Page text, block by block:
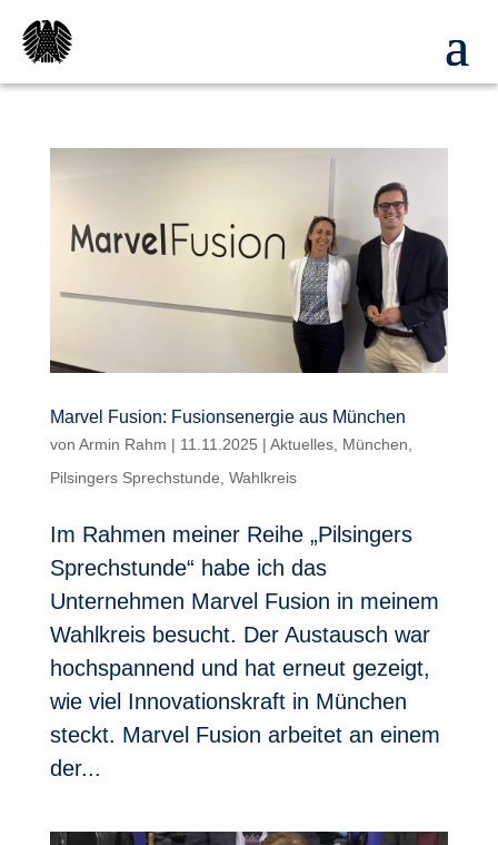
Marvel Fusion: Fusionsenergie aus München
von Armin Rahm | 11.11.2025 | Aktuelles, München
Pilsingers Sprechstunde Wahlkreis
Im Rahmen meiner Reihe „Pilsingers
Sprechstunde“ habe ich das
Unternehmen Marvel Fusion in meinem
Wahlkreis besucht. Der Austausch war
hochspannend und hat erneut gezeigt,
wie viel Innovationskraft in München
steckt. Marvel Fusion arbeitet an einem
der...